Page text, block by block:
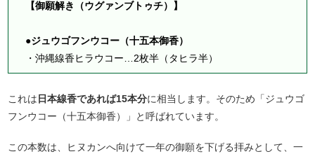
【御願解き（ウグァンブトゥチ）】
●ジュウゴフンウコー（十五本御香）
・沖縄線香ヒラウコー…2枚半（タヒラ半）
これは 日本線香であれば15本分に相当します。そのため「ジュウゴ
フンウコー（十五本御香）」と呼ばれています。
この本数は、ヒヌカンへ向けて一年の御願を下げる拝みとして、一